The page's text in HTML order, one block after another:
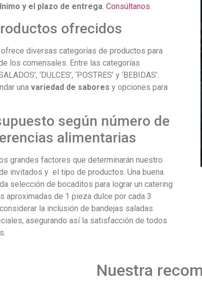
y el plazo de entrega. Consúltanos.
ofrecidos
diversas categorías de productos para
los comensales. Entre las categorías
‘DULCES’, ‘POSTRES’ y ‘BEBIDAS’.
una variedad de sabores y opciones para
según número de
alimentarias
grandes factores que determinarán nuestro
invitados y el tipo de productos. Una buena
selección de bocaditos para lograr un catering
aproximadas de 1 pieza dulce por cada 3
la inclusión de bandejas saladas
asegurando así la satisfacción de todos
Nuestra